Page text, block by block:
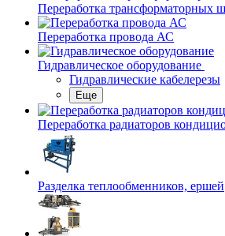
Переработка трансформаторных
Переработка провода АС
Гидравлическое оборудование
Гидравлические кабелерезы
Еще
Переработка радиаторов
Разделка теплообменников, ершей